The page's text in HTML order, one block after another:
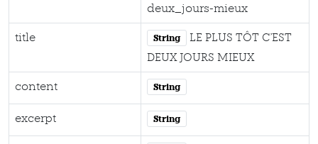
deux_jours-mieux
title String
LE PLUS TÔT C'EST
DEUX JOURS MIEUX
content String
excerpt String